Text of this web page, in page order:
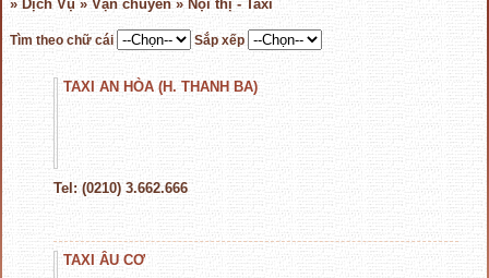
» Dịch Vụ » Vận chuyển » Nội thị - Taxi
Tìm theo chữ cái Sắp xếp
TAXI AN HÒA (H. THANH BA)
Tel: (0210) 3.662.666
TAXI ÂU CƠ